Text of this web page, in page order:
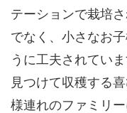
テーションで栽培
でなく、小さなお
うに工夫されてい
見つけて収穫する
様連れのファミリ